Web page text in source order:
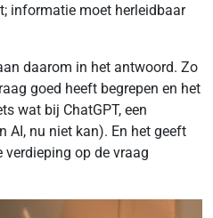
informatie moet herleidbaar
daarom in het antwoord. Zo
goed heeft begrepen en het
wat bij ChatGPT, een
AI, nu niet kan). En het geeft
verdieping op de vraag